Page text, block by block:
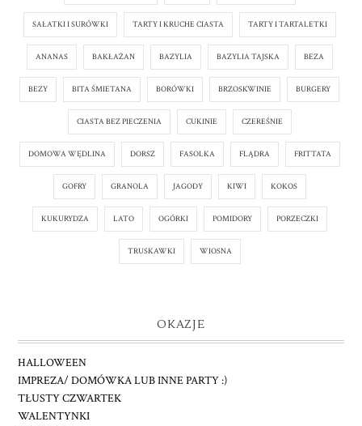
SAŁATKI I SURÓWKI TARTY I KRUCHE CIASTA TARTY I TARTALETKI
ANANAS BAKŁAŻAN BAZYLIA BAZYLIA TAJSKA BEZA
BEZY BITA ŚMIETANA BORÓWKI BRZOSKWINIE BURGERY
CIASTA BEZ PIECZENIA CUKINIE CZEREŚNIE
DOMOWA WĘDLINA DORSZ FASOLKA FLĄDRA FRITTATA
GOFRY GRANOLA JAGODY KIWI KOKOS
KUKURYDZA LATO OGÓRKI POMIDORY PORZECZKI
TRUSKAWKI WIOSNA
OKAZJE
HALLOWEEN
IMPREZA/ DOMÓWKA LUB INNE PARTY :)
TŁUSTY CZWARTEK
WALENTYNKI